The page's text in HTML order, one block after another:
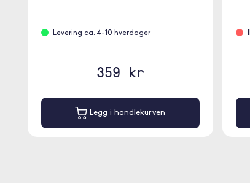
Levering ca. 4-10 hverdager
359 kr
Legg i handlekurven